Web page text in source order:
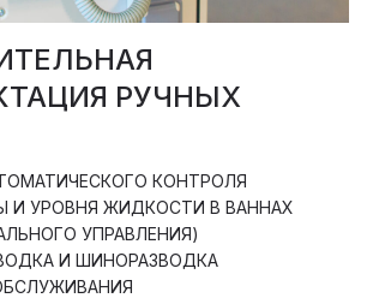
РУЧНЫХ
КОНТРОЛЯ
И УРОВНЯ ЖИДКОСТИ В ВАННАХ
УПРАВЛЕНИЯ)
И ШИНОРАЗВОДКА